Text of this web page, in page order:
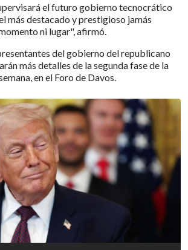
el futuro gobierno tecnocrático
más destacado y prestigioso jamás
ni lugar", afirmó.
del gobierno del republicano
más detalles de la segunda fase de la
en el Foro de Davos.